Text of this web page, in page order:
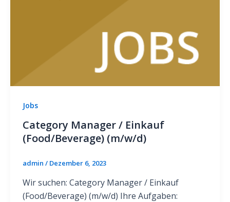
Jobs
Category Manager / Einkauf
(Food/Beverage) (m/w/d)
admin / Dezember 6, 2023
Wir suchen: Category Manager / Einkauf
(Food/Beverage) (m/w/d) Ihre Aufgaben: